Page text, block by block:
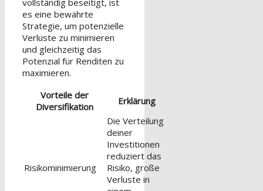
vollständig beseitigt, ist
es eine bewährte
Strategie, um potenzielle
Verluste zu minimieren
und gleichzeitig das
Potenzial für Renditen zu
maximieren.
Vorteile der
Diversifikation
Erklärung
Risikominimierung
Die Verteilung
deiner
Investitionen
reduziert das
Risiko, große
Verluste in